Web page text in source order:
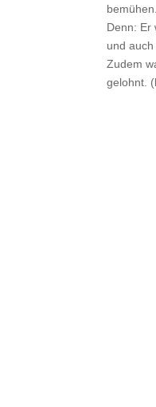
Denn: Er
und
Zudem
gelohnt.